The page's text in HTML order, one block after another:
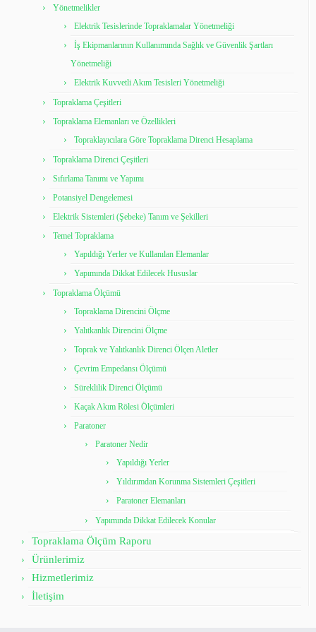
Yönetmelikler
Elektrik Tesislerinde Topraklamalar Yönetmeliği
İş Ekipmanlarının Kullanımında Sağlık ve Güvenlik Şartları
Yönetmeliği
Elektrik Kuvvetli Akım Tesisleri Yönetmeliği
Topraklama Çeşitleri
Topraklama Elemanları ve Özellikleri
Topraklayıcılara Göre Topraklama Direnci Hesaplama
Topraklama Direnci Çeşitleri
Sıfırlama Tanımı ve Yapımı
Potansiyel Dengelemesi
Elektrik Sistemleri (Şebeke) Tanım ve Şekilleri
Temel Topraklama
Yapıldığı Yerler ve Kullanılan Elemanlar
Yapımında Dikkat Edilecek Hususlar
Topraklama Ölçümü
Topraklama Direncini Ölçme
Yalıtkanlık Direncini Ölçme
Toprak ve Yalıtkanlık Direnci Ölçen Aletler
Çevrim Empedansı Ölçümü
Süreklilik Direnci Ölçümü
Kaçak Akım Rölesi Ölçümleri
Paratoner
Paratoner Nedir
Yapıldığı Yerler
Yıldırımdan Korunma Sistemleri Çeşitleri
Paratoner Elemanları
Yapımında Dikkat Edilecek Konular
Topraklama Ölçüm Raporu
Ürünlerimiz
Hizmetlerimiz
İletişim